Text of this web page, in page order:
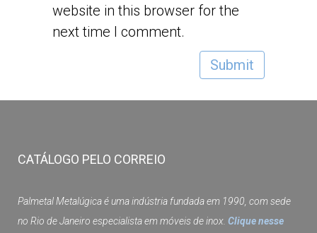
website in this browser for the
next time I comment.
CATÁLOGO PELO CORREIO
Palmetal Metalúgica é uma indústria fundada em 1990, com sede
no Rio de Janeiro especialista em móveis de inox. Clique nesse